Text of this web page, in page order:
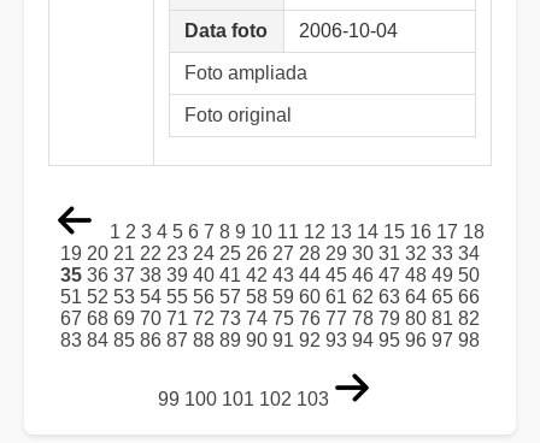
Data foto 2006-10-04
Foto ampliada
Foto original
1 2 3 4 5 6 7 8 9 10 11 12 13 14 15 16 17 18
19 20 21 22 23 24 25 26 27 28 29 30 31 32 33 34
35 36 37 38 39 40 41 42 43 44 45 46 47 48 49 50
51 52 53 54 55 56 57 58 59 60 61 62 63 64 65 66
67 68 69 70 71 72 73 74 75 76 77 78 79 80 81 82
83 84 85 86 87 88 89 90 91 92 93 94 95 96 97 98
99 100 101 102 103